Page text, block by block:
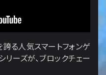
る人気スマートフォンゲ
リーズが、ブロックチェー